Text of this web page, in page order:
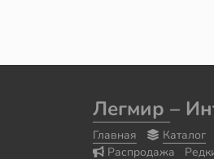
Легмир –
Главная Каталог
Распродажа